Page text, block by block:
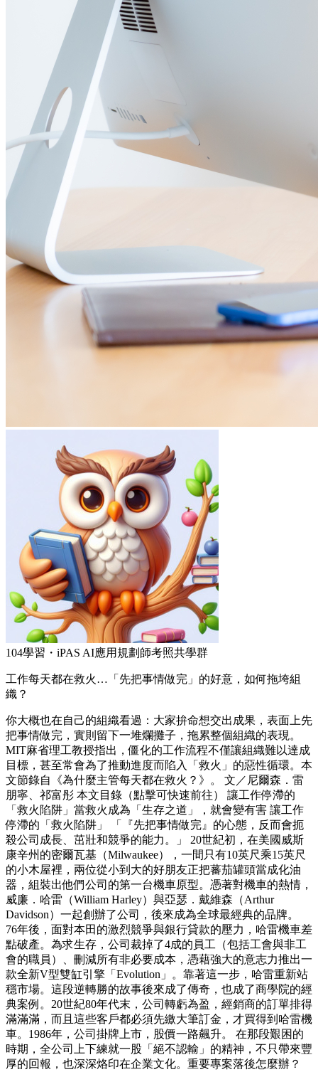
104學習・iPAS AI應用規劃師考照共學群
工作每天都在救火…「先把事情做完」的好意，如何拖垮組
織？
你大概也在自己的組織看過：大家拚命想交出成果，表面上先
把事情做完，實則留下一堆爛攤子，拖累整個組織的表現。
MIT麻省理工教授指出，僵化的工作流程不僅讓組織難以達成
目標，甚至常會為了推動進度而陷入「救火」的惡性循環。本
文節錄自《為什麼主管每天都在救火？》。 文／尼爾森．雷
朋寧、祁富彤 本文目錄（點擊可快速前往） 讓工作停滯的
「救火陷阱」當救火成為「生存之道」，就會變有害 讓工作
停滯的「救火陷阱」 「『先把事情做完』的心態，反而會扼
殺公司成長、茁壯和競爭的能力。」 20世紀初，在美國威斯
康辛州的密爾瓦基（Milwaukee），一間只有10英尺乘15英尺
的小木屋裡，兩位從小到大的好朋友正把蕃茄罐頭當成化油
器，組裝出他們公司的第一台機車原型。憑著對機車的熱情，
威廉．哈雷（William Harley）與亞瑟．戴維森（Arthur
Davidson）一起創辦了公司，後來成為全球最經典的品牌。
76年後，面對本田的激烈競爭與銀行貸款的壓力，哈雷機車差
點破產。為求生存，公司裁掉了4成的員工（包括工會與非工
會的職員）、刪減所有非必要成本，憑藉強大的意志力推出一
款全新V型雙缸引擎「Evolution」。靠著這一步，哈雷重新站
穩市場。這段逆轉勝的故事後來成了傳奇，也成了商學院的經
典案例。20世紀80年代末，公司轉虧為盈，經銷商的訂單排得
滿滿滿，而且這些客戶都必須先繳大筆訂金，才買得到哈雷機
車。1986年，公司掛牌上市，股價一路飆升。 在那段艱困的
時期，全公司上下練就一股「絕不認輸」的精神，不只帶來豐
厚的回報，也深深烙印在企業文化。重要專案落後怎麼辦？